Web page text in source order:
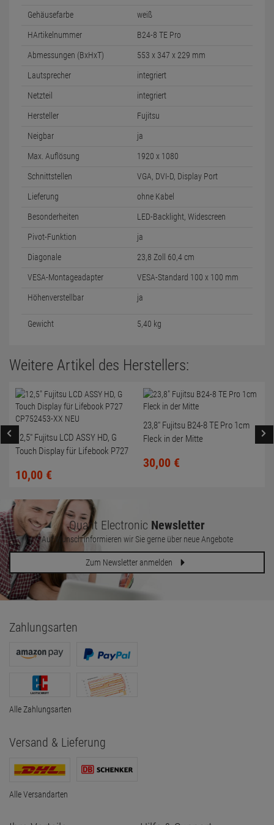
Gehäusefarbe weiß
HArtikelnummer B24-8 TE Pro
Abmessungen (BxHxT) 553 x 347 x 229 mm
Lautsprecher integriert
Netzteil integriert
Hersteller Fujitsu
Neigbar ja
Max. Auflösung 1920 x 1080
Schnittstellen VGA, DVI-D, Display Port
Lieferung ohne Kabel
Besonderheiten LED-Backlight, Widescreen
Pivot-Funktion ja
Diagonale 23,8 Zoll 60,4 cm
VESA-Montageadapter VESA-Standard 100 x 100 mm
Höhenverstellbar ja
Gewicht 5,40 kg
Weitere Artikel des Herstellers:
12,5" Fujitsu LCD ASSY HD, G
Touch Display für Lifebook P727
10,00 €
23,8" Fujitsu B24-8 TE Pro 1cm
Fleck in der Mitte
30,00 €
Quant Electronic Newsletter
Auf Wunsch informieren wir Sie gerne über neue Angebote
Zum Newsletter anmelden
Zahlungsarten
Alle Zahlungsarten
Versand & Lieferung
Alle Versandarten